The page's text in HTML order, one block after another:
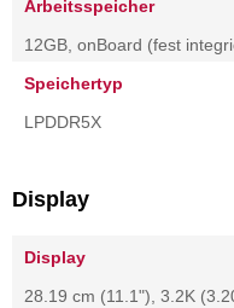
Arbeitsspeicher
12GB, onBoard (fest
Speichertyp
LPDDR5X
Display
Display
28.19 cm (11.1"), 3.2K